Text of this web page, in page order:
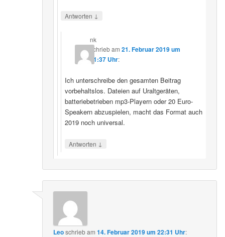
Antworten ↓
nk
schriebam 21. Februar 2019 um
21:37 Uhr:
Ich unterschreibe den gesamten Beitrag
vorbehaltslos. Dateien auf Uraltgeräten,
batteriebetrieben mp3-Playern oder 20 Euro-
Speakern abzuspielen, macht das Format auch
2019 noch universal.
Antworten ↓
Leoschriebam14. Februar 2019 um 22:31 Uhr: